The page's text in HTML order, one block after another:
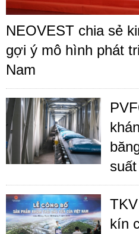
NEOVEST chia sẻ
gợi ý mô hình phát
Nam
kín